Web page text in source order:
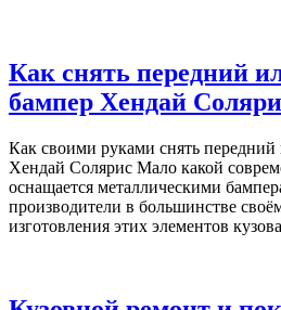
Как снять передний
бампер Хендай
Как своими руками снять
Хендай Солярис Мало какой
оснащается металлическими
производители в большинстве
изготовления этих элементов